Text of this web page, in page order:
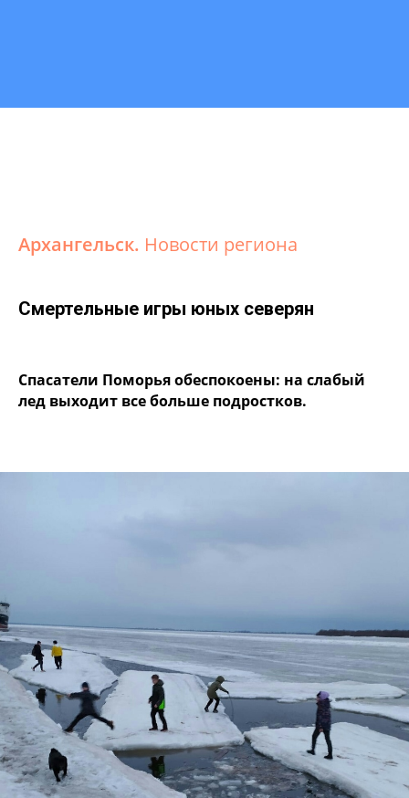
Архангельск. Новости региона
Смертельные игры юных северян
Спасатели Поморья обеспокоены: на слабый
лед выходит все больше подростков.